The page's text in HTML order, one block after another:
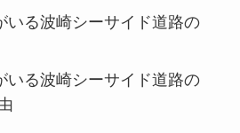
いる波崎シーサイド道路の
いる波崎シーサイド道路の